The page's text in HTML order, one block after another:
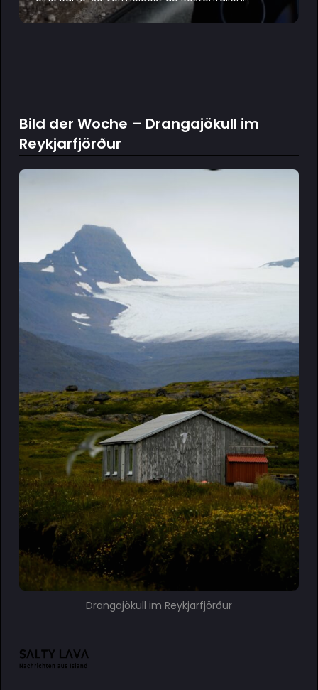
Bild der Woche – Drangajökull im
Reykjarfjörður
Drangajökull im Reykjarfjörður